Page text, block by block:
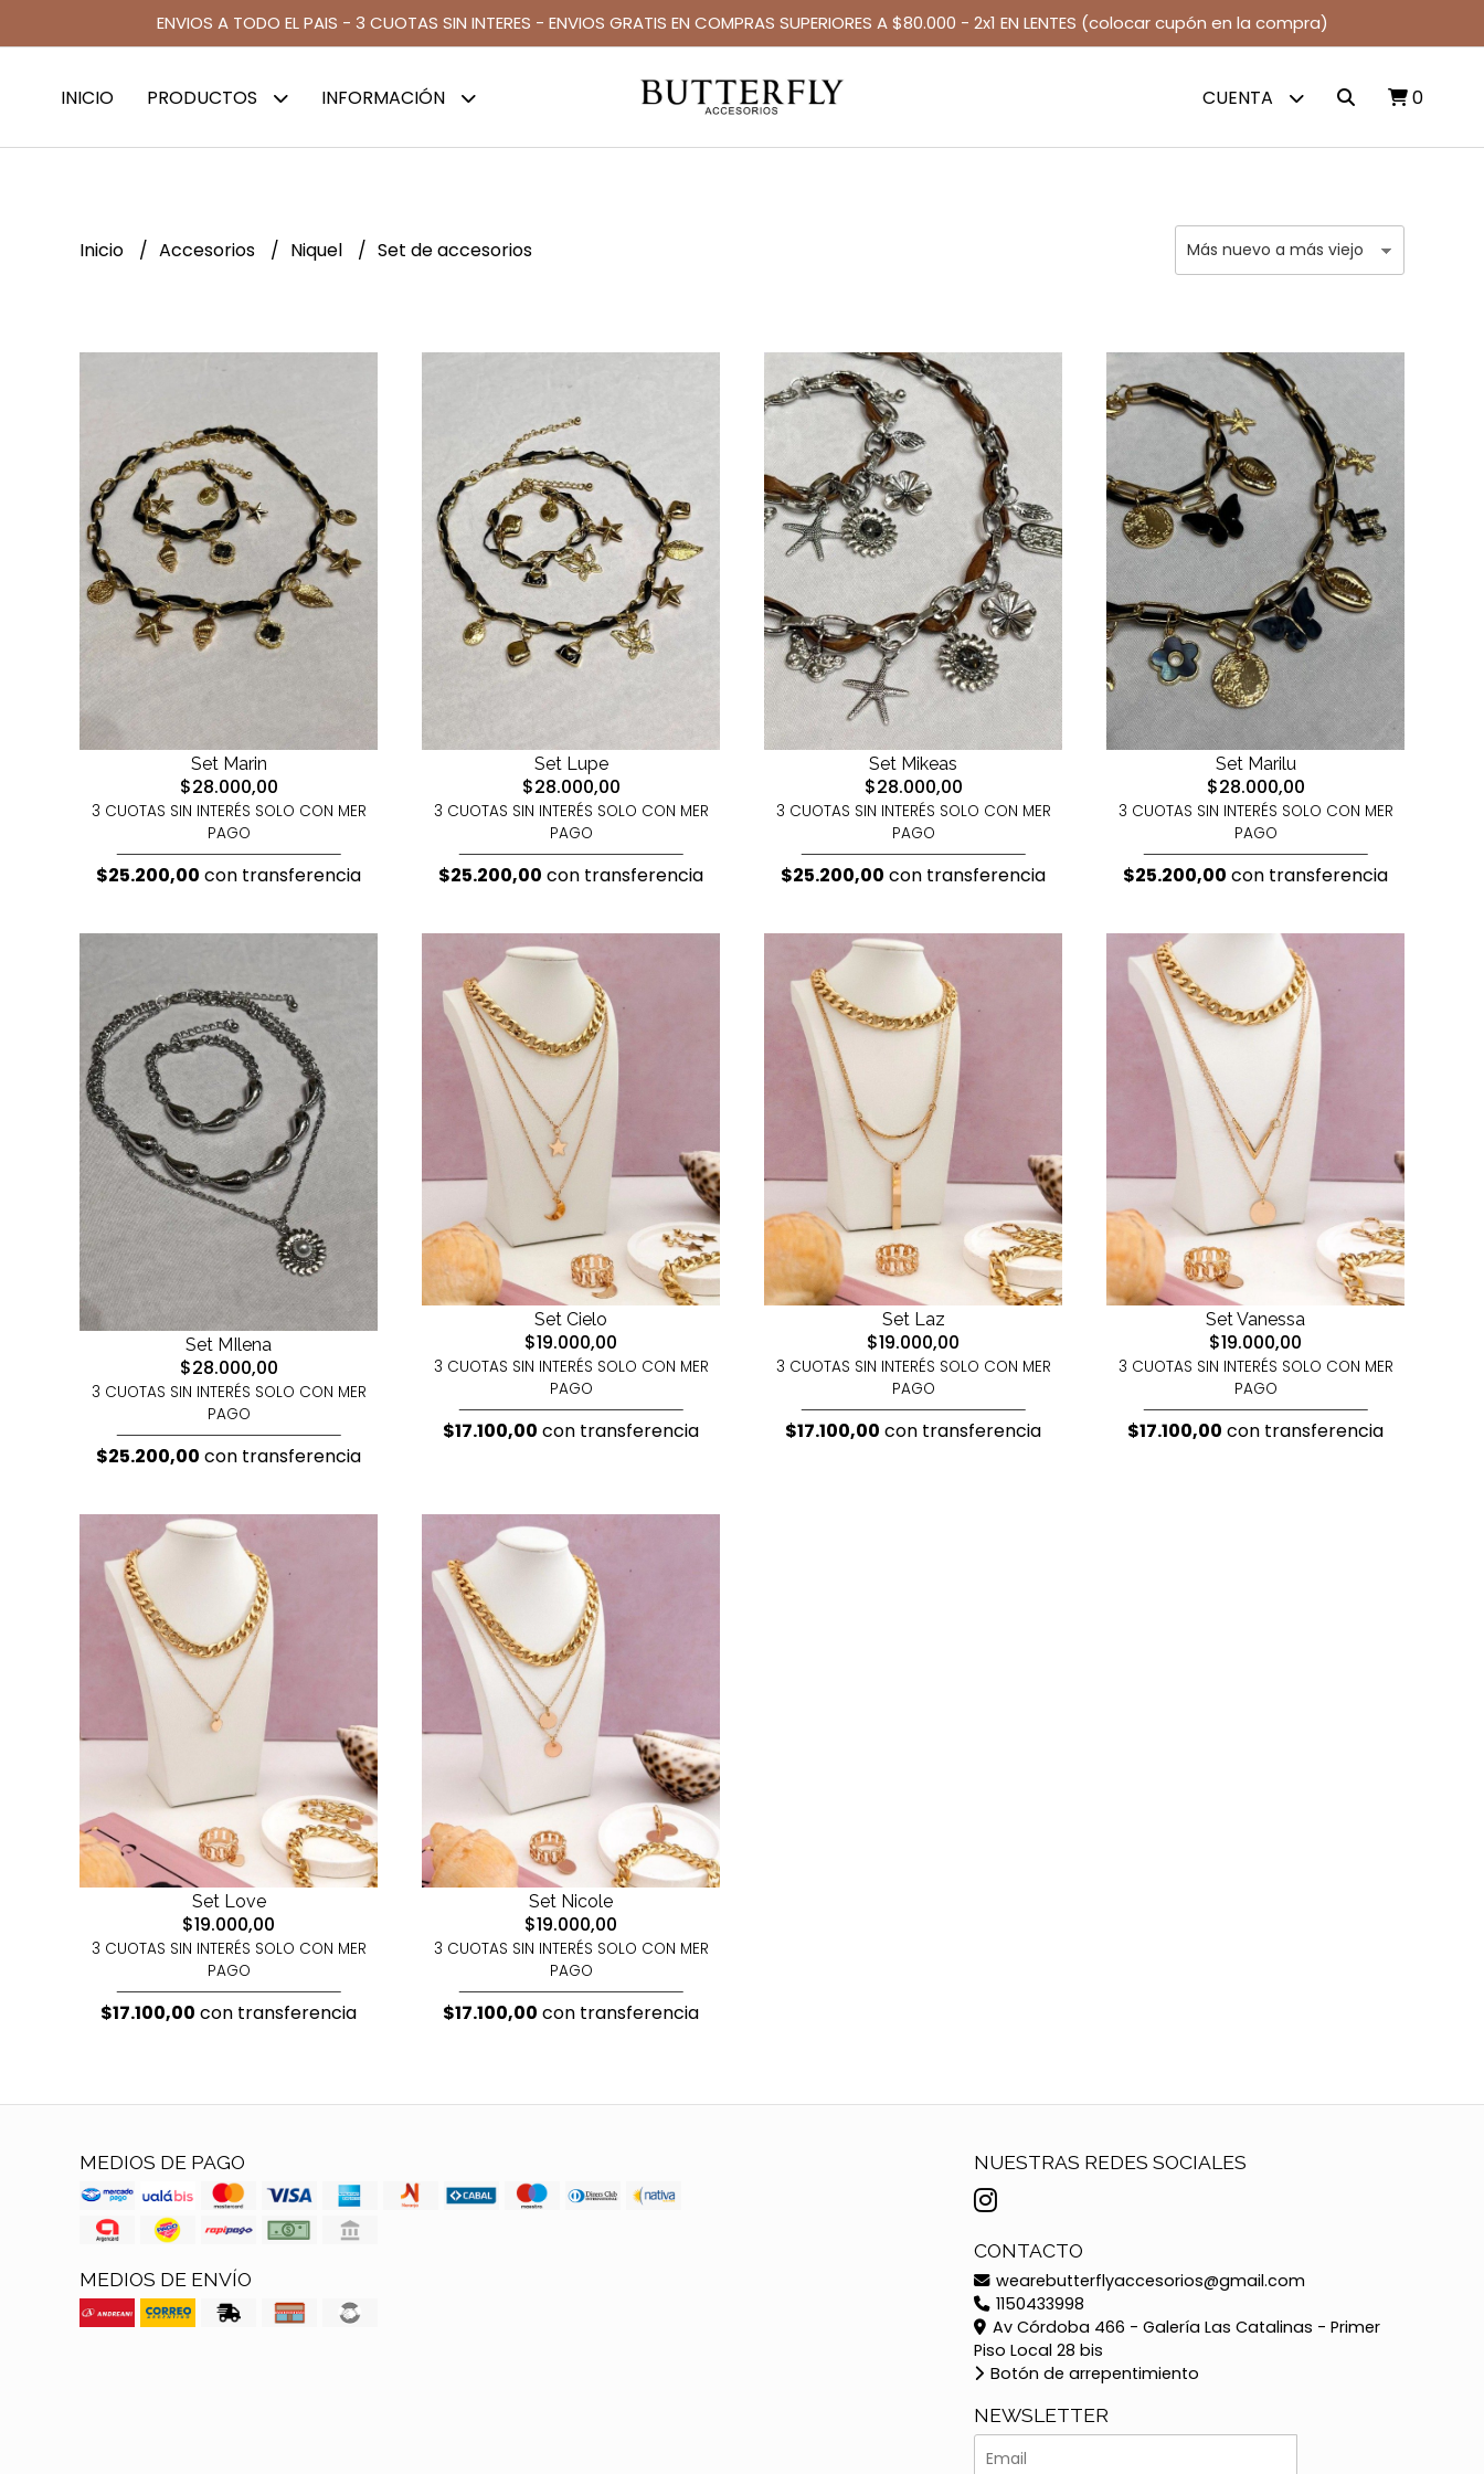
ENVIOS A TODO EL PAIS - 3 CUOTAS SIN INTERES - ENVIOS GRATIS EN COMPRAS SUPERIORES A $80.000 - 2x1 EN LENTES (colocar cupón en la compra)
INICIO PRODUCTOS INFORMACIÓN CUENTA 0
Inicio Accesorios Niquel Set de accesorios
Set Marin
$28.000,00
3 CUOTAS SIN INTERÉS SOLO CON MER
PAGO
$25.200,00 con transferencia
Set Lupe
$28.000,00
3 CUOTAS SIN INTERÉS SOLO CON MER
PAGO
$25.200,00 con transferencia
Set Mikeas
$28.000,00
3 CUOTAS SIN INTERÉS SOLO CON MER
PAGO
$25.200,00 con transferencia
Set Marilu
$28.000,00
3 CUOTAS SIN INTERÉS SOLO CON MER
PAGO
$25.200,00 con transferencia
Set MIlena
$28.000,00
3 CUOTAS SIN INTERÉS SOLO CON MER
PAGO
$25.200,00 con transferencia
Set Cielo
$19.000,00
3 CUOTAS SIN INTERÉS SOLO CON MER
PAGO
$17.100,00 con transferencia
Set Laz
$19.000,00
3 CUOTAS SIN INTERÉS SOLO CON MER
PAGO
$17.100,00 con transferencia
Set Vanessa
$19.000,00
3 CUOTAS SIN INTERÉS SOLO CON MER
PAGO
$17.100,00 con transferencia
Set Love
$19.000,00
3 CUOTAS SIN INTERÉS SOLO CON MER
PAGO
$17.100,00 con transferencia
Set Nicole
$19.000,00
3 CUOTAS SIN INTERÉS SOLO CON MER
PAGO
$17.100,00 con transferencia
MEDIOS DE PAGO
MEDIOS DE ENVÍO
NUESTRAS REDES SOCIALES
CONTACTO
wearebutterflyaccesorios@gmail.com
1150433998
Av Córdoba 466 - Galería Las Catalinas - Primer
Piso Local 28 bis
Botón de arrepentimiento
NEWSLETTER